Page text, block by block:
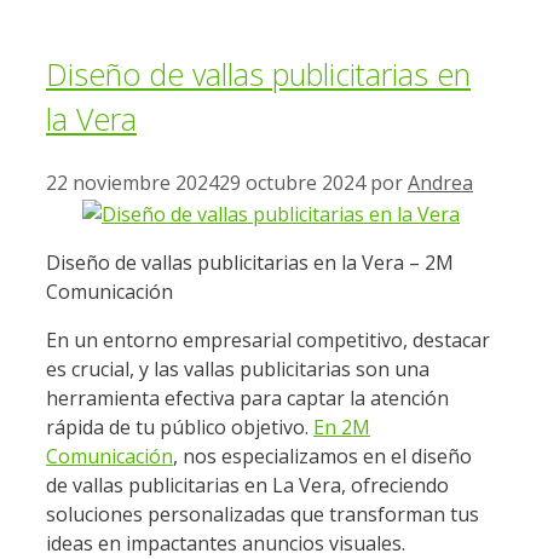
Diseño de vallas publicitarias en
la Vera
22 noviembre 202429 octubre 2024 porAndrea
Diseño de vallas publicitarias en la Vera – 2M
Comunicación
En un entorno empresarial competitivo, destacar
es crucial, y las vallas publicitarias son una
herramienta efectiva para captar la atención
rápida de tu público objetivo. En 2M
Comunicación, nos especializamos en el diseño
de vallas publicitarias en La Vera, ofreciendo
soluciones personalizadas que transforman tus
ideas en impactantes anuncios visuales.